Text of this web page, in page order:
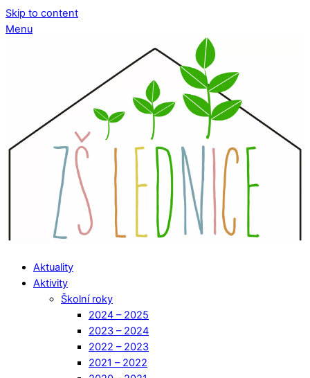
Skip to content
Menu
Aktuality
Aktivity
Školní roky
2024 – 2025
2023 – 2024
2022 – 2023
2021 – 2022